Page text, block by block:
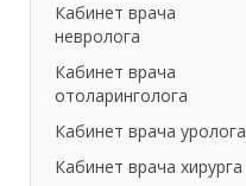
Кабинет врача
невролога
Кабинет врача
отоларинголога
Кабинет врача уролога
Кабинет врача хирурга